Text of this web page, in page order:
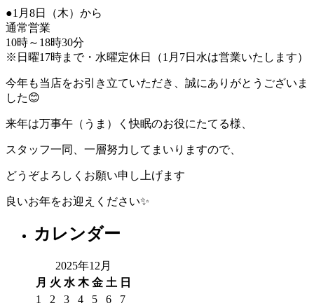
●1月8日（木）から
通常営業
10時～18時30分
※日曜17時まで・水曜定休日（1月7日水は営業いたします）
今年も当店をお引き立ていただき、誠にありがとうございま
した😊
来年は万事午（うま）く快眠のお役にたてる様、
スタッフ一同、一層努力してまいりますので、
どうぞよろしくお願い申し上げます
良いお年をお迎えください✨
カレンダー
2025年12月
月 火 水 木 金 土 日
1
2 3 4 5 6
7